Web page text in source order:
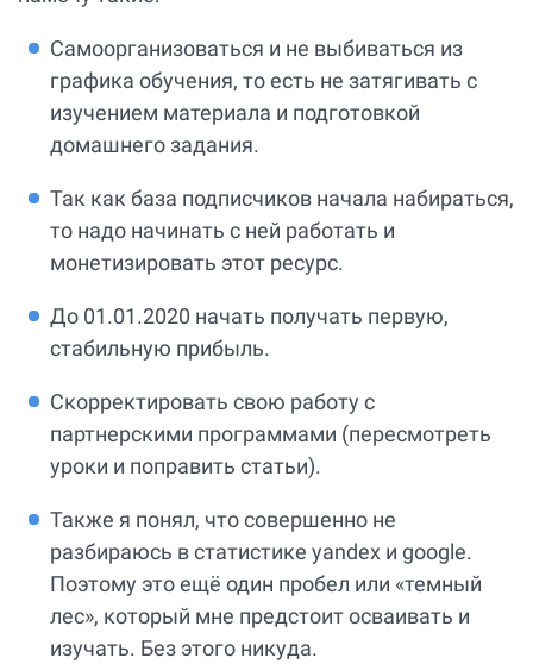
Самоорганизоваться и не выбиваться из
графика обучения, то есть не затягивать с
изучением материала и подготовкой
домашнего задания.
Так как база подписчиков начала набираться,
то надо начинать с ней работать и
монетизировать этот ресурс.
До 01.01.2020 начать получать первую,
стабильную прибыль.
Скорректировать свою работу с
партнерскими программами (пересмотреть
уроки и поправить статьи).
Также я понял, что совершенно не
разбираюсь в статистике yandex и google.
Поэтому это ещё один пробел или «темный
лес», который мне предстоит осваивать и
изучать. Без этого никуда.